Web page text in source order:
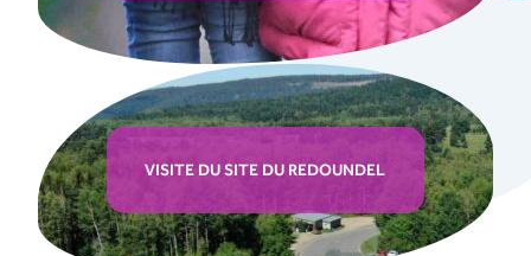
VISITE DU SITE DU REDOUNDEL